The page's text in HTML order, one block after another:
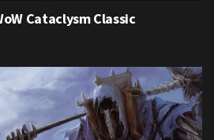
Cataclysm Classic